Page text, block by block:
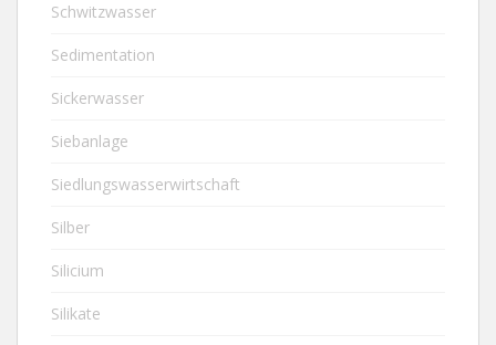
Schwitzwasser
Sedimentation
Sickerwasser
Siebanlage
Siedlungswasserwirtschaft
Silber
Silicium
Silikate